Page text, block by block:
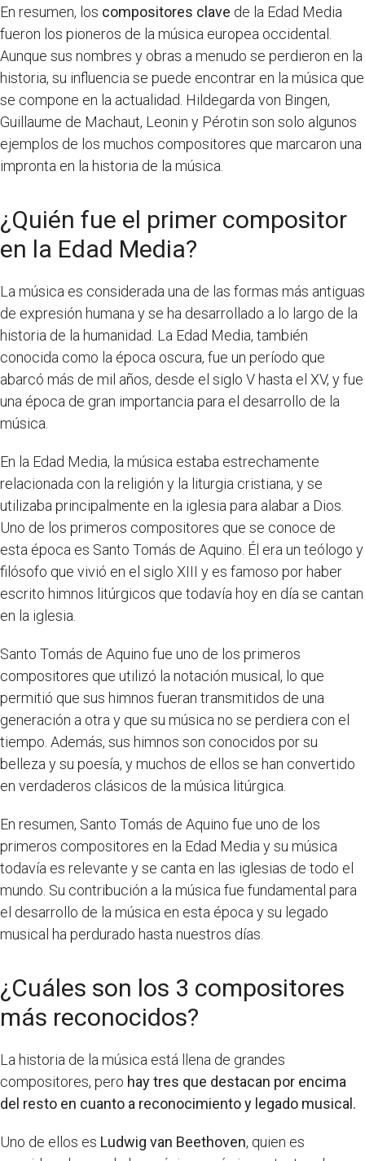
En resumen, los compositores clave de la Edad Media
fueron los pioneros de la música europea occidental.
Aunque sus nombres y obras a menudo se perdieron en la
historia, su influencia se puede encontrar en la música que
se compone en la actualidad. Hildegarda von Bingen,
Guillaume de Machaut, Leonin y Pérotin son solo algunos
ejemplos de los muchos compositores que marcaron una
impronta en la historia de la música.
¿Quién fue el primer compositor
en la Edad Media?
La música es considerada una de las formas más antiguas
de expresión humana y se ha desarrollado a lo largo de la
historia de la humanidad. La Edad Media, también
conocida como la época oscura, fue un período que
abarcó más de mil años, desde el siglo V hasta el XV, y fue
una época de gran importancia para el desarrollo de la
música.
En la Edad Media, la música estaba estrechamente
relacionada con la religión y la liturgia cristiana, y se
utilizaba principalmente en la iglesia para alabar a Dios.
Uno de los primeros compositores que se conoce de
esta época es Santo Tomás de Aquino. Él era un teólogo y
filósofo que vivió en el siglo XIII y es famoso por haber
escrito himnos litúrgicos que todavía hoy en día se cantan
en la iglesia.
Santo Tomás de Aquino fue uno de los primeros
compositores que utilizó la notación musical, lo que
permitió que sus himnos fueran transmitidos de una
generación a otra y que su música no se perdiera con el
tiempo. Además, sus himnos son conocidos por su
belleza y su poesía, y muchos de ellos se han convertido
en verdaderos clásicos de la música litúrgica.
En resumen, Santo Tomás de Aquino fue uno de los
primeros compositores en la Edad Media y su música
todavía es relevante y se canta en las iglesias de todo el
mundo. Su contribución a la música fue fundamental para
el desarrollo de la música en esta época y su legado
musical ha perdurado hasta nuestros días.
¿Cuáles son los 3 compositores
más reconocidos?
La historia de la música está llena de grandes
compositores, pero hay tres que destacan por encima
del resto en cuanto a reconocimiento y legado musical.
Uno de ellos es Ludwig van Beethoven, quien es